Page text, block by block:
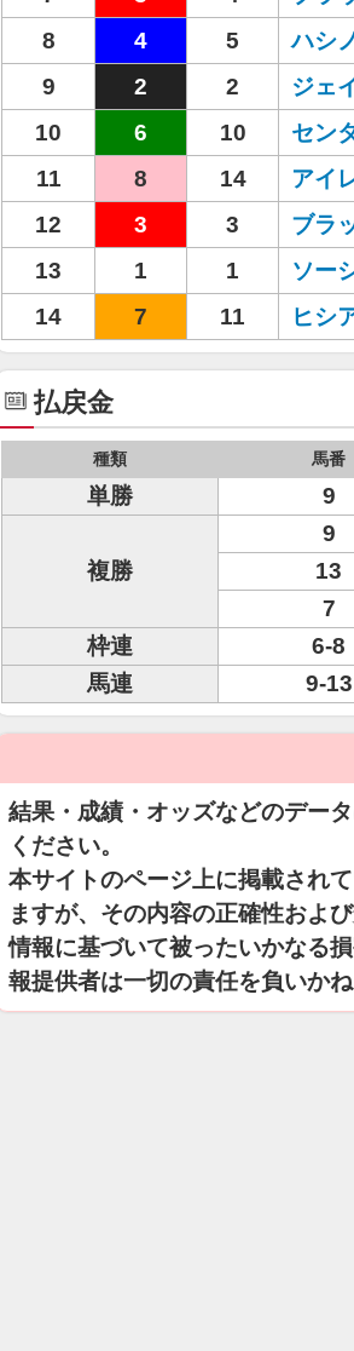
8
4 5 ハシ
9
2 2 ジェ
10
6 10 セン
11
8 14 アイ
12
3 3 ブラ
13
1 1 ソー
14
7 11 ヒシ
払戻金
種類 馬番
単勝 9
複勝
9
13
7
枠連
6-8
馬連
9-13
結果・成績・オッズなどのデー
ください。
本サイトのページ上に掲載され
ますが、その内容の正確性およ
情報に基づいて被ったいかなる
報提供者は一切の責任を負いかね